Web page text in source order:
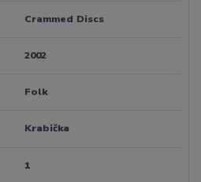
Crammed Discs
2002
Folk
Krabička
1